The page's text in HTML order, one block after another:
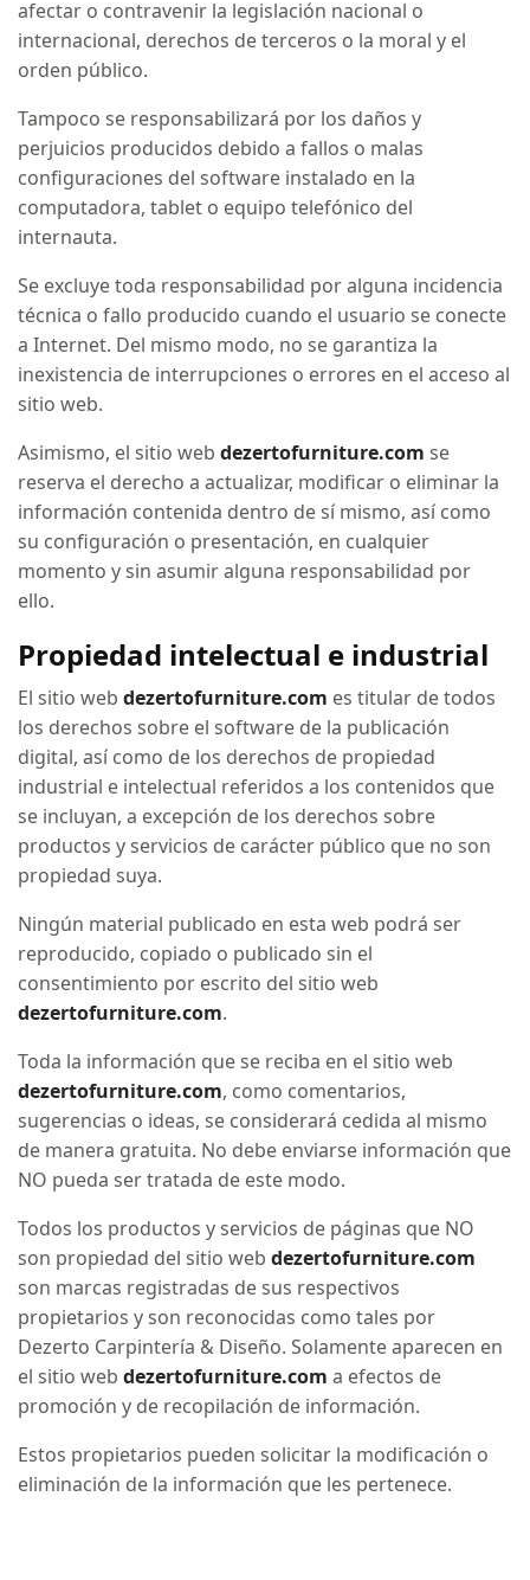
afectar o contravenir la legislación nacional o
internacional, derechos de terceros o la moral y el
orden público.
Tampoco se responsabilizará por los daños y
perjuicios producidos debido a fallos o malas
configuraciones del software instalado en la
computadora, tablet o equipo telefónico del
internauta.
Se excluye toda responsabilidad por alguna incidencia
técnica o fallo producido cuando el usuario se conecte
a Internet. Del mismo modo, no se garantiza la
inexistencia de interrupciones o errores en el acceso al
sitio web.
Asimismo, el sitio webdezertofurniture.com se
reserva el derecho a actualizar, modificar o eliminar la
información contenida dentro de sí mismo, así como
su configuración o presentación, en cualquier
momento y sin asumir alguna responsabilidad por
ello.
Propiedad intelectual e industrial
El sitio webdezertofurniture.com es titular de todos
los derechos sobre el software de la publicación
digital, así como de los derechos de propiedad
industrial e intelectual referidos a los contenidos que
se incluyan, a excepción de los derechos sobre
productos y servicios de carácter público que no son
propiedad suya.
Ningún material publicado en esta web podrá ser
reproducido, copiado o publicado sin el
consentimiento por escrito del sitio web
dezertofurniture.com.
Toda la información que se reciba en el sitio web
dezertofurniture.com, como comentarios,
sugerencias o ideas, se considerará cedida al mismo
de manera gratuita. No debe enviarse información que
NO pueda ser tratada de este modo.
Todos los productos y servicios de páginas que NO
son propiedad del sitio webdezertofurniture.com
son marcas registradas de sus respectivos
propietarios y son reconocidas como tales por
Dezerto Carpintería & Diseño. Solamente aparecen en
el sitio webdezertofurniture.com a efectos de
promoción y de recopilación de información.
Estos propietarios pueden solicitar la modificación o
eliminación de la información que les pertenece.